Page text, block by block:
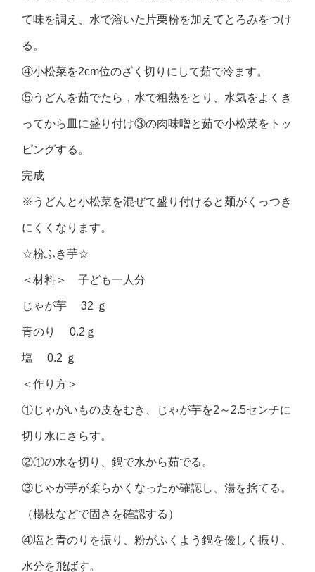
て味を調え、水で溶いた片栗粉を加えてとろみをつけ
る。
④小松菜を2cm位のざく切りにして茹で冷ます。
⑤うどんを茹でたら，水で粗熱をとり、水気をよくき
ってから皿に盛り付け③の肉味噌と茹で小松菜をトッ
ピングする。
完成
※うどんと小松菜を混ぜて盛り付けると麺がくっつき
にくくなります。
☆粉ふき芋☆
＜材料＞ 子ども一人分
じゃが芋 32 ｇ
青のり 0.2ｇ
塩 0.2 ｇ
＜作り方＞
①じゃがいもの皮をむき、じゃが芋を2～2.5センチに
切り水にさらす。
②①の水を切り、鍋で水から茹でる。
③じゃが芋が柔らかくなったか確認し、湯を捨てる。
（楊枝などで固さを確認する）
④塩と青のりを振り、粉がふくよう鍋を優しく振り、
水分を飛ばす。